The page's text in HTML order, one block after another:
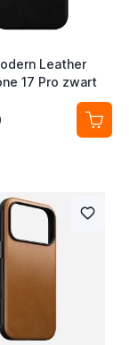
Leather
17 Pro zwart